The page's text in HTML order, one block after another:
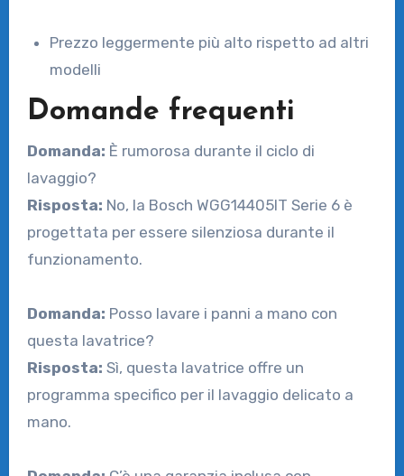
Prezzo leggermente più alto rispetto ad altri
modelli
Domande frequenti
Domanda: È rumorosa durante il ciclo di
lavaggio?
Risposta: No, la Bosch WGG14405IT Serie 6 è
progettata per essere silenziosa durante il
funzionamento.
Domanda: Posso lavare i panni a mano con
questa lavatrice?
Risposta: Sì, questa lavatrice offre un
programma specifico per il lavaggio delicato a
mano.